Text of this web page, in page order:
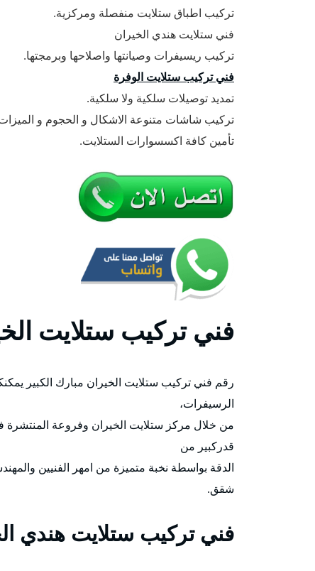
تركيب اطباق ستلايت منفصلة ومركزية.
فني ستلايت هندي الخيران
تركيب ريسيفرات وصيانتها واصلاحها وبرمجتها.
فني تركيب ستلايت الوفرة
تمديد توصيلات سلكية ولا سلكية.
تركيب شاشات متنوعة الاشكال و الحجوم و
تأمين كافة اكسسوارات الستلايت.
فني تركيب ستلايت
رقم فني تركيب ستلايت الخيران مبارك الكبير
الرسيفرات،
من خلال مركز ستلايت الخيران وفروعة
قدركبير من
الدقة بواسطة نخبة متميزة من امهر الفنيين
شقق.
فني تركيب ستلايت هندي